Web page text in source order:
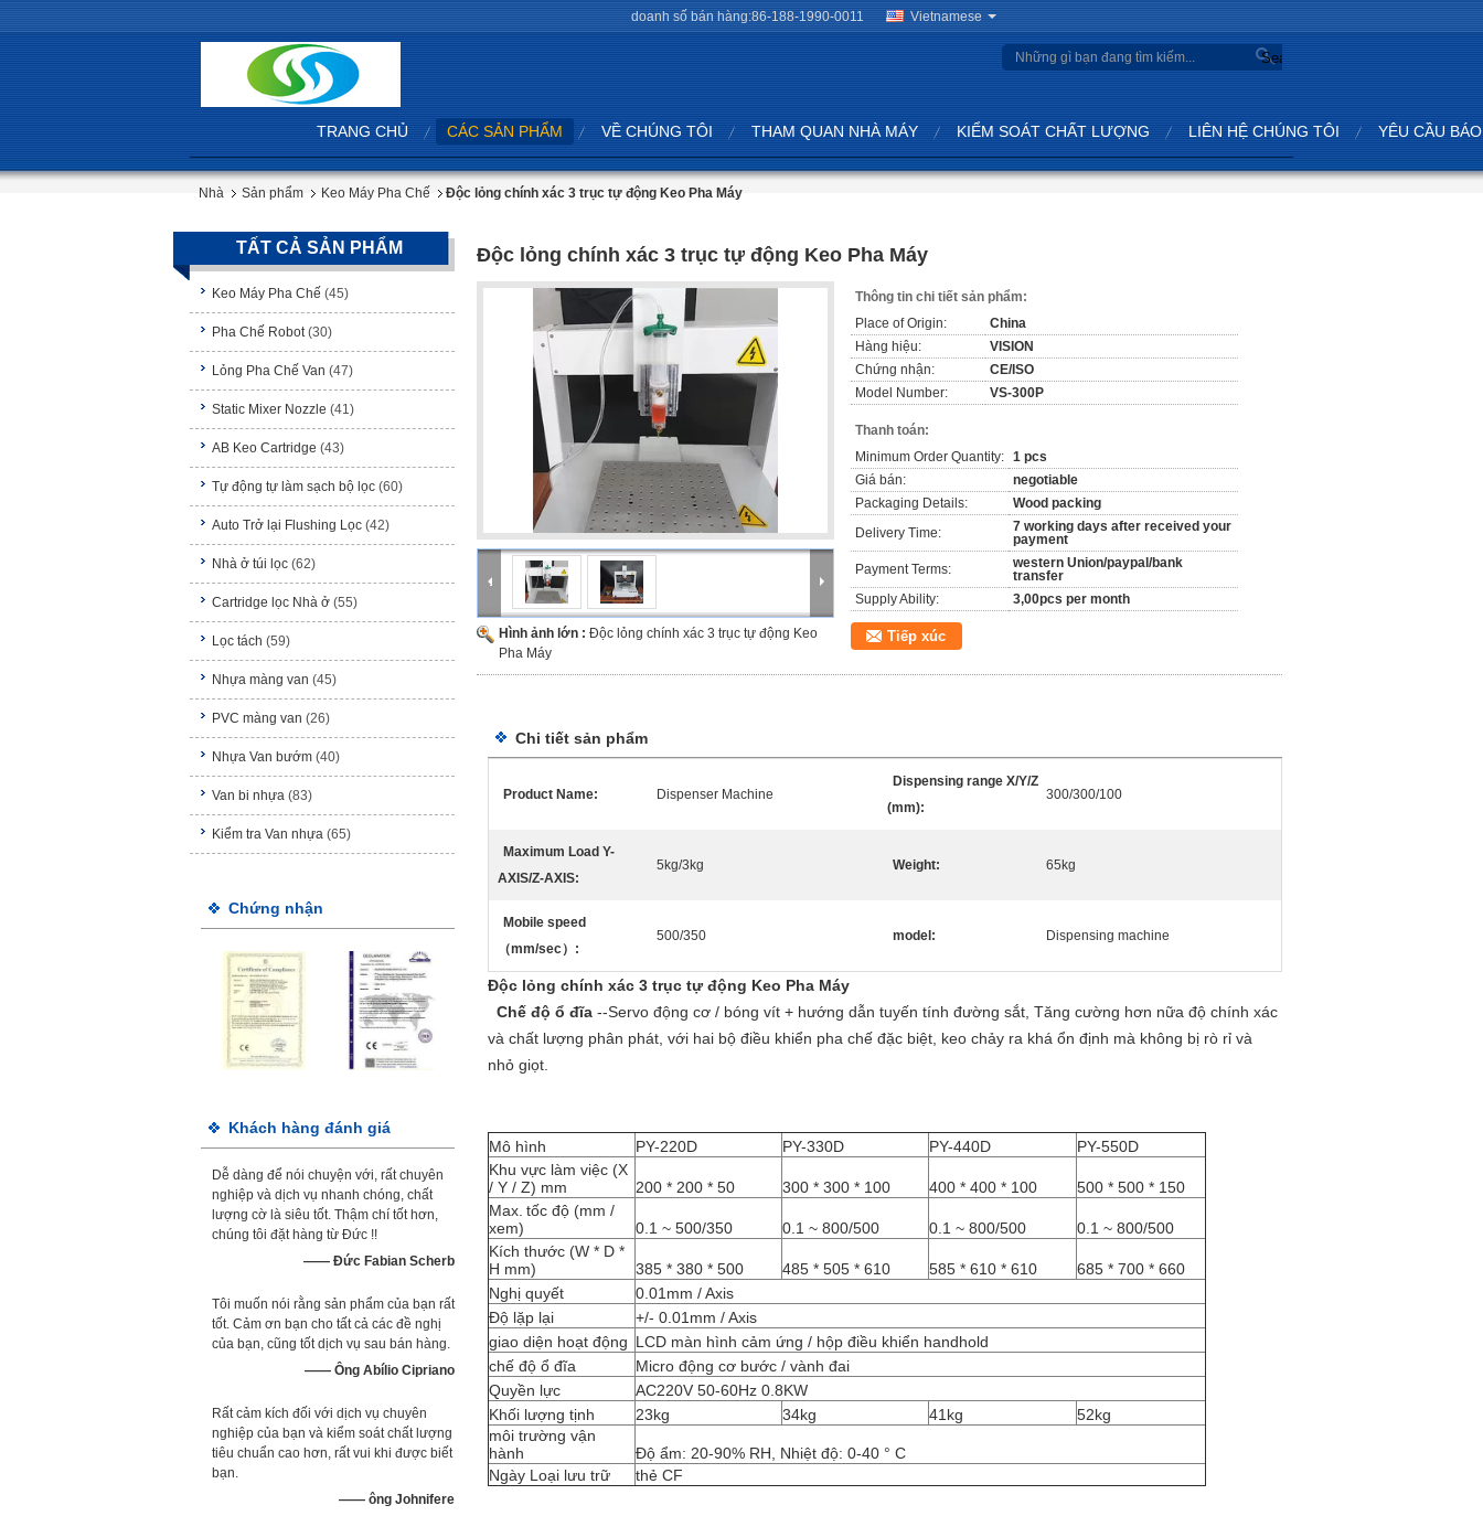
doanh số bán hàng:86-188-1990-0011 Vietnamese
Search
TRANG CHỦ CÁC SẢN PHẨM VỀ CHÚNG TÔI THAM QUAN NHÀ MÁY KIỂM SOÁT CHẤT LƯỢNG LIÊN HỆ CHÚNG TÔI YÊU CẦU
Nhà Sản phẩm Keo Máy Pha Chế Độc lỏng chính xác 3 trục tự động Keo Pha Máy
TẤT CẢ SẢN PHẨM
Keo Máy Pha Chế (45)
Pha Chế Robot (30)
Lỏng Pha Chế Van (47)
Static Mixer Nozzle (41)
AB Keo Cartridge (43)
Tự động tự làm sạch bộ lọc (60)
Auto Trở lại Flushing Lọc (42)
Nhà ở túi lọc (62)
Cartridge lọc Nhà ở (55)
Lọc tách (59)
Nhựa màng van (45)
PVC màng van (26)
Nhựa Van bướm (40)
Van bi nhựa (83)
Kiểm tra Van nhựa (65)
Chứng nhận
Khách hàng đánh giá
Dễ dàng để nói chuyện với, rất chuyên
nghiệp và dịch vụ nhanh chóng, chất
lượng cờ là siêu tốt. Thậm chí tốt hơn,
chúng tôi đặt hàng từ Đức !!
—— Đức Fabian Scherb
Tôi muốn nói rằng sản phẩm của bạn rất
tốt. Cảm ơn bạn cho tất cả các đề nghị
của bạn, cũng tốt dịch vụ sau bán hàng.
—— Ông Abílio Cipriano
Rất cảm kích đối với dịch vụ chuyên
nghiệp của bạn và kiểm soát chất lượng
tiêu chuẩn cao hơn, rất vui khi được biết
bạn.
—— ông Johnifere
Độc lỏng chính xác 3 trục tự động Keo Pha Máy
Hình ảnh lớn : Độc lỏng chính xác 3 trục tự động Keo
Pha Máy
Thông tin chi tiết sản phẩm:
Place of Origin:
China
Hàng hiệu:
VISION
Chứng nhận:
CE/ISO
Model Number:
VS-300P
Thanh toán:
Minimum Order Quantity: 1 pcs
Giá bán:
negotiable
Packaging Details:
Wood packing
Delivery Time:
7 working days after received your
payment
Payment Terms:
western Union/paypal/bank
transfer
Supply Ability:
3,00pcs per month
Tiếp xúc
Chi tiết sản phẩm
Product Name: Dispenser Machine
Dispensing range X/Y/Z
(mm):
300/300/100
Maximum Load Y-
AXIS/Z-AXIS:
5kg/3kg Weight: 65kg
Mobile speed
（mm/sec）:
500/350 model: Dispensing machine
Độc lỏng chính xác 3 trục tự động Keo Pha Máy
Chế độ ổ đĩa --Servo động cơ / bóng vít + hướng dẫn tuyến tính đường sắt, Tăng cường hơn nữa độ chính xác
và chất lượng phân phát, với hai bộ điều khiển pha chế đặc biệt, keo chảy ra khá ổn định mà không bị rò rỉ và
nhỏ giọt.
Mô hình PY-220D PY-330D PY-440D
PY-550D
Khu vực làm việc (X
/ Y / Z) mm
200 * 200 * 50 300 * 300 * 100 400 * 400 * 100
500 * 500 * 150
Max. tốc độ (mm /
xem)
0.1 ~ 500/350 0.1 ~ 800/500 0.1 ~ 800/500
0.1 ~ 800/500
Kích thước (W * D *
H mm)
385 * 380 * 500 485 * 505 * 610 585 * 610 * 610
685 * 700 * 660
Nghị quyết
0.01mm / Axis
Độ lặp lại
+/- 0.01mm / Axis
giao diện hoạt động LCD màn hình cảm ứng / hộp điều khiển handhold
chế độ ổ đĩa
Micro động cơ bước / vành đai
Quyền lực
AC220V 50-60Hz 0.8KW
Khối lượng tịnh
23kg 34kg 41kg
52kg
môi trường vận
hành
Độ ẩm: 20-90% RH, Nhiệt độ: 0-40 ° C
Ngày Loại lưu trữ
thẻ CF